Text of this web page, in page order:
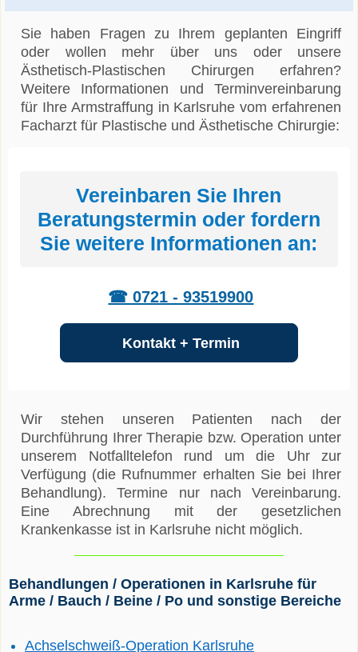
Sie haben Fragen zu Ihrem geplanten Eingriff
oder wollen mehr über uns oder unsere
Ästhetisch-Plastischen Chirurgen erfahren?
Weitere Informationen und Terminvereinbarung
für Ihre Armstraffung in Karlsruhe vom erfahrenen
Facharzt für Plastische und Ästhetische Chirurgie:
Vereinbaren Sie Ihren
Beratungstermin oder fordern
Sie weitere Informationen an:
☎ 0721 - 93519900
Kontakt + Termin
Wir stehen unseren Patienten nach der
Durchführung Ihrer Therapie bzw. Operation unter
unserem Notfalltelefon rund um die Uhr zur
Verfügung (die Rufnummer erhalten Sie bei Ihrer
Behandlung). Termine nur nach Vereinbarung.
Eine Abrechnung mit der gesetzlichen
Krankenkasse ist in Karlsruhe nicht möglich.
Behandlungen / Operationen in Karlsruhe für
Arme / Bauch / Beine / Po und sonstige Bereiche
Achselschweiß-Operation Karlsruhe